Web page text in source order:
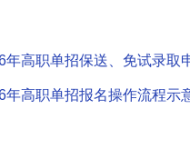
年高职单招保送、免试录取
年高职单招报名操作流程示